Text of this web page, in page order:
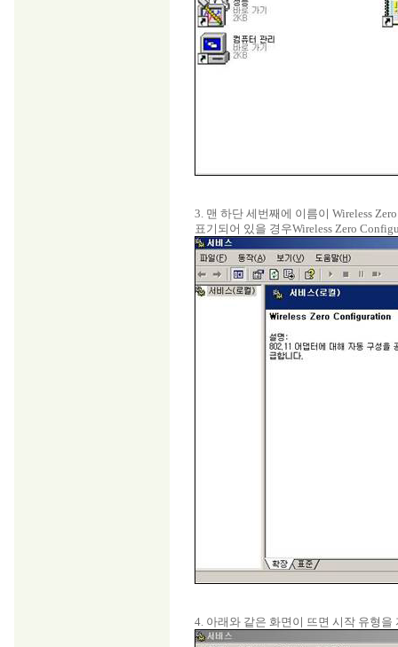
3. 맨 하단 세번째에 이름이 Wireless
표기되어 있을 경우Wireless Zero
4. 아래와 같은 화면이 뜨면 시작 유형